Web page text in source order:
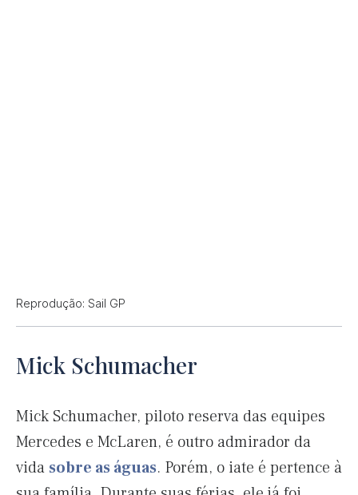
Reprodução: Sail GP
Mick Schumacher
Mick Schumacher, piloto reserva das equipes
Mercedes e McLaren, é outro admirador da
vida sobre as águas. Porém, o iate é pertence à